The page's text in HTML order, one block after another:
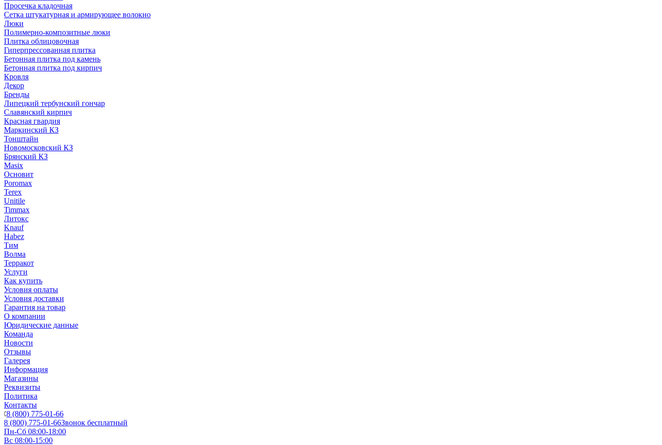
Просечка кладочная
Сетка штукатурная и армирующее волокно
Люки
Полимерно-композитные люки
Плитка облицовочная
Гиперпрессованная плитка
Бетонная плитка под камень
Бетонная плитка под кирпич
Кровля
Декор
Бренды
Липецкий тербунский гончар
Славянский кирпич
Красная гвардия
Маркинский КЗ
Тонштайн
Новомосковский КЗ
Брянский КЗ
Masix
Основит
Poromax
Terex
Unitile
Timmax
Литокс
Knauf
Habez
Тим
Волма
Терракот
Услуги
Как купить
Условия оплаты
Условия доставки
Гарантия на товар
О компании
Юридические данные
Команда
Новости
Отзывы
Галерея
Информация
Магазины
Реквизиты
Политика
Контакты
8 (800) 775-01-66
8 (800) 775-01-66Звонок бесплатный
Пн-Сб 08:00-18:00
Вс 08:00-15:00